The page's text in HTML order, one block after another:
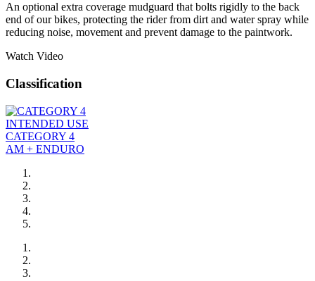
An optional extra coverage mudguard that bolts rigidly to the back
end of our bikes, protecting the rider from dirt and water spray while
reducing noise, movement and prevent damage to the paintwork.
Watch Video
Classification
INTENDED USE
CATEGORY 4
AM + ENDURO